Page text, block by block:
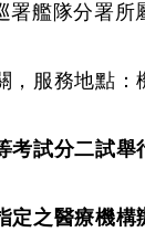
署艦隊分署
服務地點
考試分二試舉
定之醫療機構